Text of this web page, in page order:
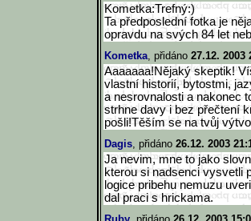
Kometka:Trefný:)
Ta předposlední fotka je
opravdu na svých 84 let
Kometka, přidáno 27.12. 2003
Aaaaaaa!Nějaký skeptik!
vlastní historií, bytostmi,
a nesrovnalosti a nakonec
strhne davy i bez přečtení
pošli!Těším se na tvůj
Dagis, přidáno 26.12. 2003
Ja nevim, mne to jako
kterou si nadsenci vysvetli
logice pribehu nemuzu
dal praci s hrickama.